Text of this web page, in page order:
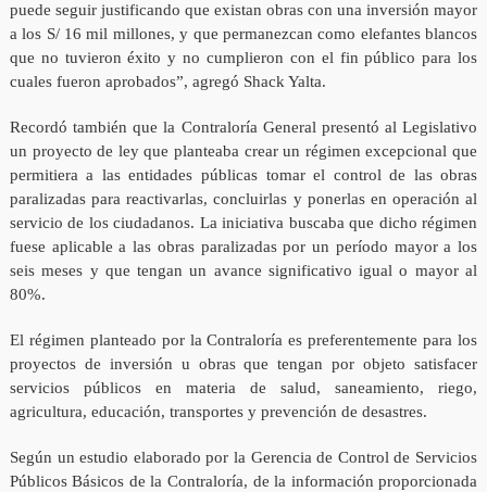
puede seguir justificando que existan obras con una inversión mayor
a los S/ 16 mil millones, y que permanezcan como elefantes blancos
que no tuvieron éxito y no cumplieron con el fin público para los
cuales fueron aprobados”, agregó Shack Yalta.
Recordó también que la Contraloría General presentó al Legislativo
un proyecto de ley que planteaba crear un régimen excepcional que
permitiera a las entidades públicas tomar el control de las obras
paralizadas para reactivarlas, concluirlas y ponerlas en operación al
servicio de los ciudadanos. La iniciativa buscaba que dicho régimen
fuese aplicable a las obras paralizadas por un período mayor a los
seis meses y que tengan un avance significativo igual o mayor al
80%.
El régimen planteado por la Contraloría es preferentemente para los
proyectos de inversión u obras que tengan por objeto satisfacer
servicios públicos en materia de salud, saneamiento, riego,
agricultura, educación, transportes y prevención de desastres.
Según un estudio elaborado por la Gerencia de Control de Servicios
Públicos Básicos de la Contraloría, de la información proporcionada